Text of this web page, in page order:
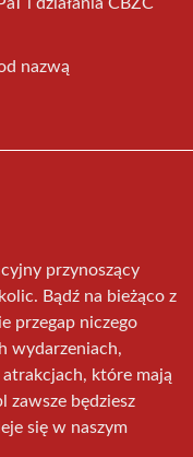
nazwą
przynoszący
Bądź na bieżąco z
przegap niczego
wydarzeniach,
które mają
zawsze będziesz
się w naszym